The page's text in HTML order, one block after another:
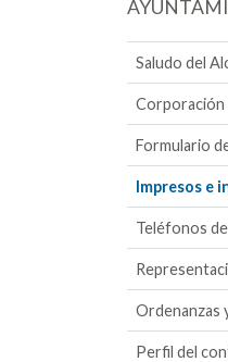
Saludo del
Corporación
Formulario
Impresos e
Teléfonos
Ordenanzas
Perfil del